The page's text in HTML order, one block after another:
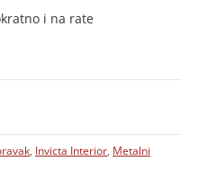
i na rate
, Invicta Interior, Metalni